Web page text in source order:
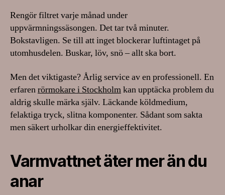
Rengör filtret varje månad under
uppvärmningssäsongen. Det tar två minuter.
Bokstavligen. Se till att inget blockerar luftintaget på
utomhusdelen. Buskar, löv, snö – allt ska bort.
Men det viktigaste? Årlig service av en professionell. En
erfarenrörmokare i Stockholmkan upptäcka problem du
aldrig skulle märka själv. Läckande köldmedium,
felaktiga tryck, slitna komponenter. Sådant som sakta
men säkert urholkar din energieffektivitet.
Varmvattnet äter mer än du
anar